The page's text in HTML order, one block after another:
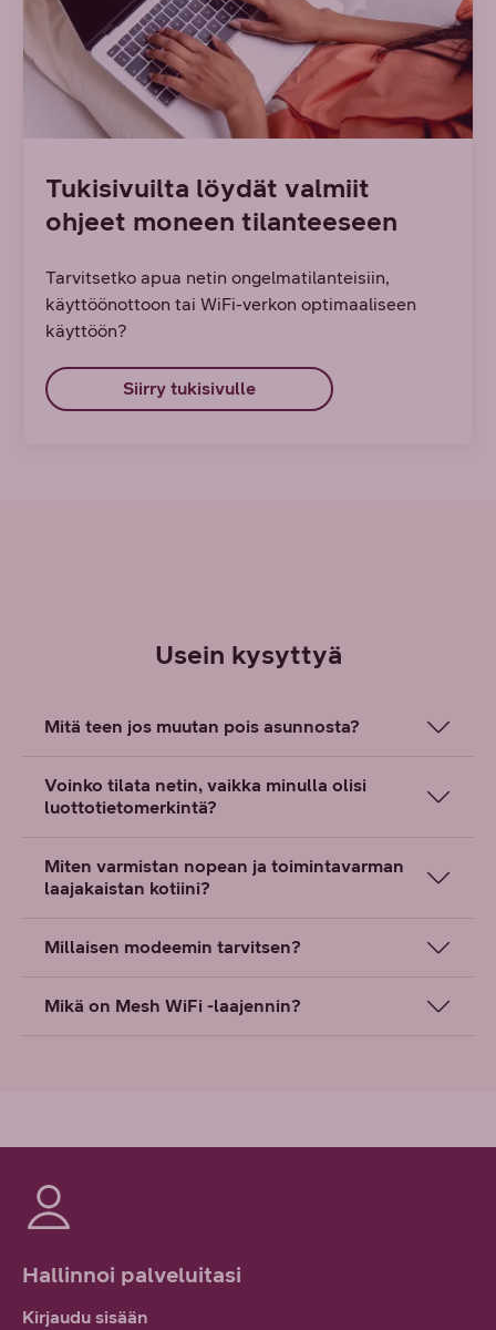
Tukisivuilta löydät valmiit
ohjeet moneen tilanteeseen
Tarvitsetko apua netin ongelmatilanteisiin,
käyttöönottoon tai WiFi-verkon optimaaliseen
käyttöön?
Siirry tukisivulle
Usein kysyttyä
Mitä teen jos muutan pois asunnosta?
Voinko tilata netin, vaikka minulla olisi
luottotietomerkintä?
Miten varmistan nopean ja toimintavarman
laajakaistan kotiini?
Millaisen modeemin tarvitsen?
Mikä on Mesh WiFi -laajennin?
Hallinnoi palveluitasi
Kirjaudu sisään